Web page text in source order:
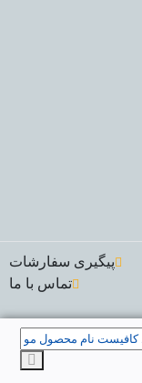
پیگیری سفارشات
تماس با ما